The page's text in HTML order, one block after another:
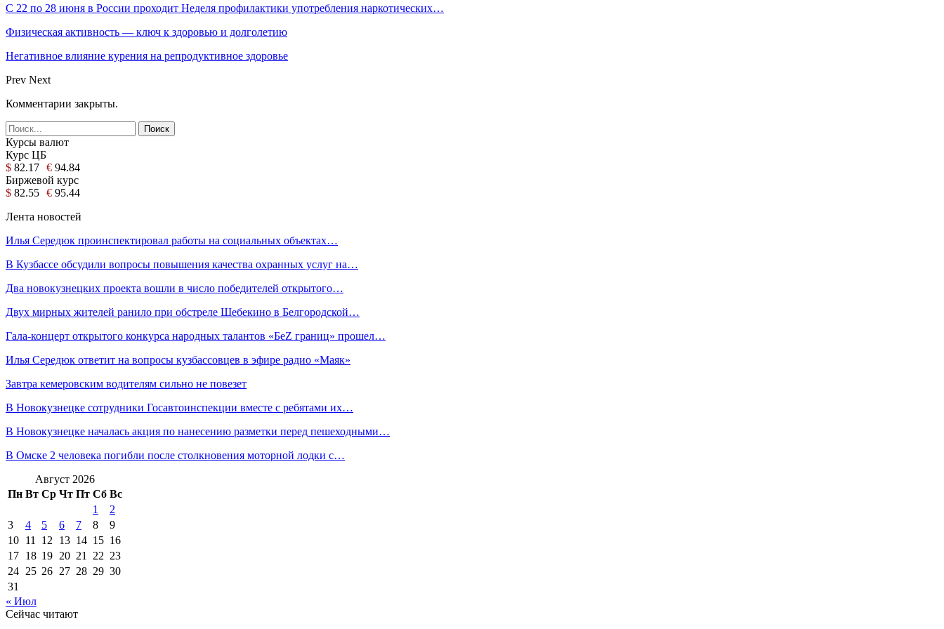
С 22 по 28 июня в России проходит Неделя профилактики употребления наркотических…
Физическая активность — ключ к здоровью и долголетию
Негативное влияние курения на репродуктивное здоровье
Prev Next
Комментарии закрыты.
Курсы валют
Курс ЦБ
$ 82.17 € 94.84
Биржевой курс
$ 82.55 € 95.44
Лента новостей
Илья Середюк проинспектировал работы на социальных объектах…
В Кузбассе обсудили вопросы повышения качества охранных услуг на…
Два новокузнецких проекта вошли в число победителей открытого…
Двух мирных жителей ранило при обстреле Шебекино в Белгородской…
Гала-концерт открытого конкурса народных талантов «БеZ границ» прошел…
Илья Середюк ответит на вопросы кузбассовцев в эфире радио «Маяк»
Завтра кемеровским водителям сильно не повезет
В Новокузнецке сотрудники Госавтоинспекции вместе с ребятами их…
В Новокузнецке началась акция по нанесению разметки перед пешеходными…
В Омске 2 человека погибли после столкновения моторной лодки с…
Август 2026
Пн Вт Ср Чт Пт Сб Вс
1
2
3
4 5 6 7 8
9
10 11 12 13 14 15 16
17 18 19 20 21 22 23
24 25 26 27 28 29 30
31
« Июл
Сейчас читают